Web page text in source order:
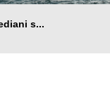
s...